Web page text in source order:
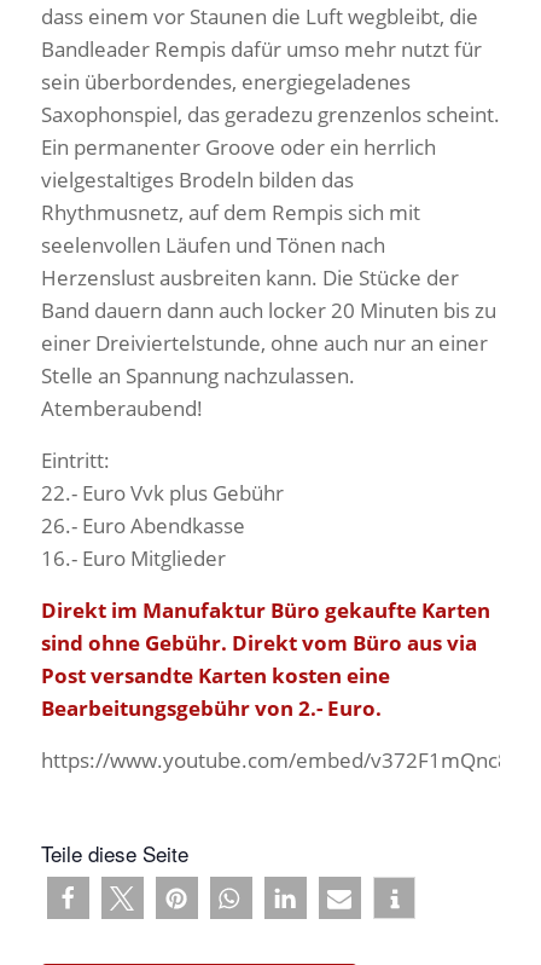
dass einem vor Staunen die Luft wegbleibt, die
Bandleader Rempis dafür umso mehr nutzt für
sein überbordendes, energiegeladenes
Saxophonspiel, das geradezu grenzenlos scheint.
Ein permanenter Groove oder ein herrlich
vielgestaltiges Brodeln bilden das
Rhythmusnetz, auf dem Rempis sich mit
seelenvollen Läufen und Tönen nach
Herzenslust ausbreiten kann. Die Stücke der
Band dauern dann auch locker 20 Minuten bis zu
einer Dreiviertelstunde, ohne auch nur an einer
Stelle an Spannung nachzulassen.
Atemberaubend!
Eintritt:
22.- Euro Vvk plus Gebühr
26.- Euro Abendkasse
16.- Euro Mitglieder
Direkt im Manufaktur Büro gekaufte Karten
sind ohne Gebühr. Direkt vom Büro aus via
Post versandte Karten kosten eine
Bearbeitungsgebühr von 2.- Euro.
https://www.youtube.com/embed/v372F1mQnc8
Teile diese Seite